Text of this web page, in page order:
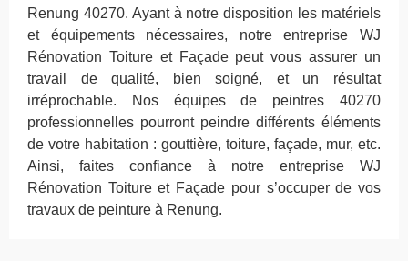
Renung 40270. Ayant à notre disposition les matériels
et équipements nécessaires, notre entreprise WJ
Rénovation Toiture et Façade peut vous assurer un
travail de qualité, bien soigné, et un résultat
irréprochable. Nos équipes de peintres 40270
professionnelles pourront peindre différents éléments
de votre habitation : gouttière, toiture, façade, mur, etc.
Ainsi, faites confiance à notre entreprise WJ
Rénovation Toiture et Façade pour s’occuper de vos
travaux de peinture à Renung.